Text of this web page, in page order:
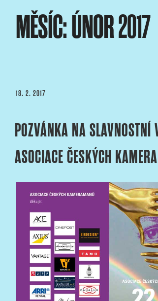
Přejít
obsahu
MĚSÍC:ÚNOR 2017
PUBLIKOVÁNO
18. 2. 2017
POZVÁNKA NA SLAVNOSTNÍ
ASOCIACE ČESKÝCH